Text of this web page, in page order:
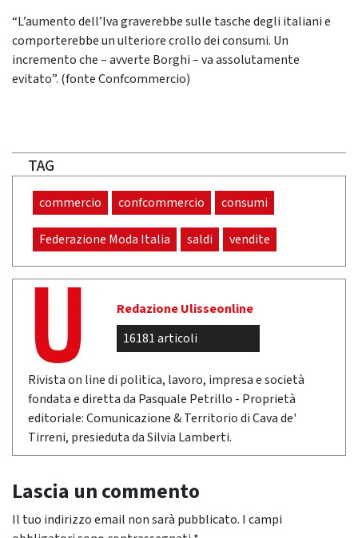
“L’aumento dell’Iva graverebbe sulle tasche degli italiani e
comporterebbe un ulteriore crollo dei consumi. Un
incremento che – avverte Borghi – va assolutamente
evitato”. (fonte Confcommercio)
TAG
commercio confcommercio consumi
Federazione Moda Italia saldi vendite
Redazione Ulisseonline
16181 articoli
Rivista on line di politica, lavoro, impresa e società
fondata e diretta da Pasquale Petrillo - Proprietà
editoriale: Comunicazione & Territorio di Cava de'
Tirreni, presieduta da Silvia Lamberti.
Lascia un commento
Il tuo indirizzo email non sarà pubblicato. I campi